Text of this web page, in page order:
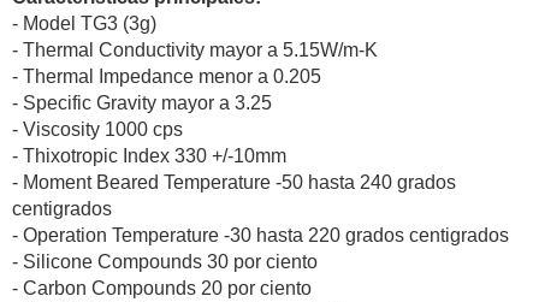
- Model TG3 (3g)
- Thermal Conductivity mayor a 5.15W/m-K
- Thermal Impedance menor a 0.205
- Specific Gravity mayor a 3.25
- Viscosity 1000 cps
- Thixotropic Index 330 +/-10mm
- Moment Beared Temperature -50 hasta 240 grados
centigrados
- Operation Temperature -30 hasta 220 grados centigrados
- Silicone Compounds 30 por ciento
- Carbon Compounds 20 por ciento